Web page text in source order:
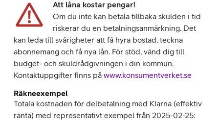
Att låna kostar pengar!
Om du inte kan betala tillbaka skulden i tid
riskerar du en betalningsanmärkning. Det
kan leda till svårigheter att få hyra bostad, teckna
abonnemang och få nya lån. För stöd, vänd dig till
budget- och skuldrådgivningen i din kommun.
Kontaktuppgifter finns på www.konsumentverket.se
Räkneexempel
Totala kostnaden för delbetalning med Klarna (effektiv
ränta) med representativt exempel från 2025-02-25: